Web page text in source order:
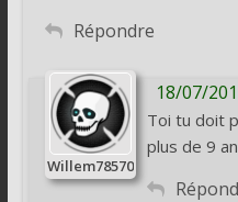
Répondre
18/07/
Willem78570
Toi tu doit
plus de 9